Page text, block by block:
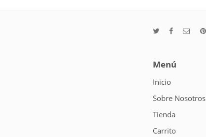
Menú
Inicio
Sobre Nosotros
Tienda
Carrito